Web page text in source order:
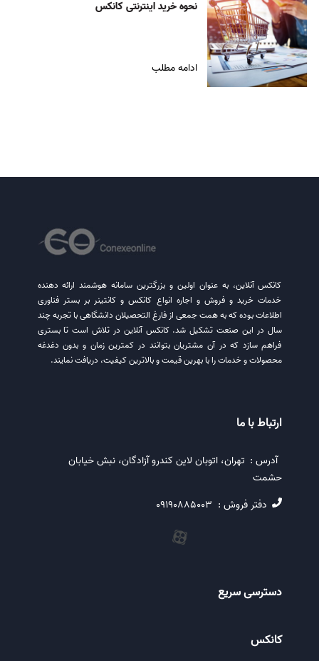
نحوه خرید اینترنتی کانکس
ادامه مطلب
دسترسی سریع
کانکس
ارتباط با ما
آدرس : تهران، اتوبان لاین کندرو آزادگان، نبش خیابان
حشمت
دفتر فروش : 09190885003
کانکس آنلاین، به عنوان اولین و بزرگترین سامانه هوشمند ارائه دهنده
خدمات خرید و فروش و اجاره انواع کانکس و کانتینر بر بستر فناوری
اطلاعات بوده که به همت جمعی از فارغ التحصیلان دانشگاهی با تجربه چند
سال در این صنعت تشکیل شد. کانکس آنلاین در تلاش است تا بستری
فراهم سازد که در آن مشتریان بتوانند در کمترین زمان و بدون دغدغه
محصولات و خدمات را با بهرین قیمت و بالاترین کیفیت، دریافت نمایند.